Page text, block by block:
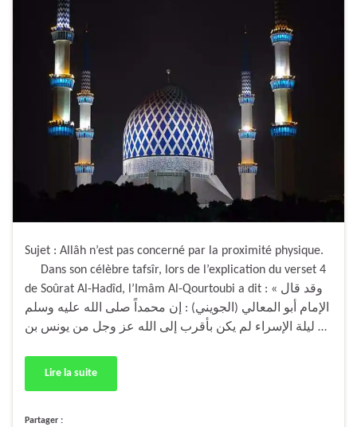
Sujet : Allâh n’est pas concerné par la proximité physique.
Dans son célèbre tafsîr, lors de l’explication du verset 4
de Soûrat Al-Hadîd, l’Imâm Al-Qourtoubi a dit : « وقد قال
الإمام أبو المعالي (الجويني) : إن محمداً صلى الله عليه وسلم
ليلة الإسراء لم يكن بأقرب إلى الله عز وجل من يونس بن …
Lire la suite
Partager :